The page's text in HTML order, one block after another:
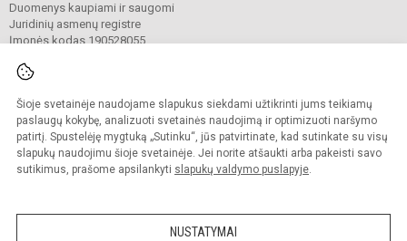
Šioje svetainėje naudojame slapukus siekdami užtikrinti jums teikiamų
paslaugų kokybę, analizuoti svetainės naudojimą ir optimizuoti naršymo
patirtį. Spustelėję mygtuką „Sutinku“, jūs patvirtinate, kad sutinkate su visų
slapukų naudojimu šioje svetainėje. Jei norite atšaukti arba pakeisti savo
sutikimus, prašome apsilankyti slapukų valdymo puslapyje.
NUSTATYMAI
Duomenys kaupiami ir saugomi
Juridinių asmenų registre
Įmonės kodas 190528055
© 2025. Šiaulių lopšelis-darželis „Voveraitė“. Visos teisės saugomos.
Kopijuoti turinį be raštiško įstaigos administracijos sutikimo griežtai draudžiama.
Prieinamumo paraiška Slapukų valdymas
Sumanus būdas atnaujinti